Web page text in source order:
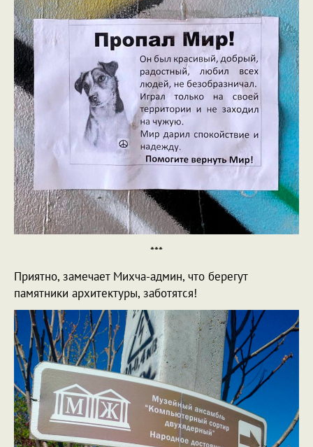
***
Приятно, замечает Михча-админ, что берегут
памятники архитектуры, заботятся!